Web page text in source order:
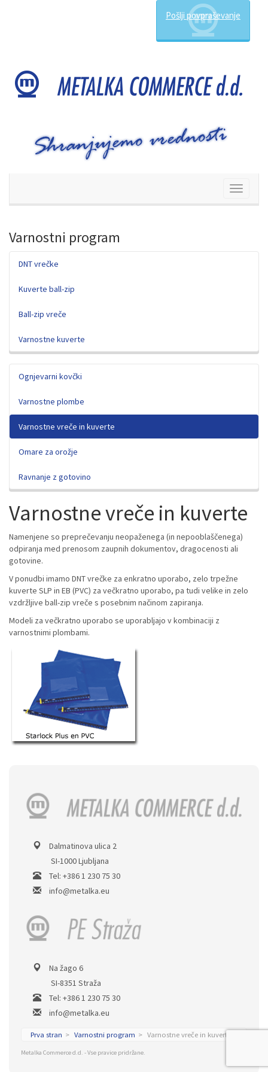
Pošlji povpraševanje
Preklop
Varnostni program
DNT vrečke
Kuverte ball-zip
Ball-zip vreče
Varnostne kuverte
Ognjevarni kovčki
Varnostne plombe
Varnostne vreče in kuverte
Omare za orožje
Ravnanje z gotovino
Varnostne vreče in kuverte
Namenjene so preprečevanju neopaženega (in nepooblaščenega)
odpiranja med prenosom zaupnih dokumentov, dragocenosti ali
gotovine.
V ponudbi imamo DNT vrečke za enkratno uporabo, zelo trpežne
kuverte SLP in EB (PVC) za večkratno uporabo, pa tudi velike in zelo
vzdržljive ball-zip vreče s posebnim načinom zapiranja.
Modeli za večkratno uporabo se uporabljajo v kombinaciji z
varnostnimi plombami.
Dalmatinova ulica 2
SI-1000 Ljubljana
Tel: +386 1 230 75 30
info@metalka.eu
Na žago 6
SI-8351 Straža
Tel: +386 1 230 75 30
info@metalka.eu
Prva stran Varnostni program Varnostne vreče in kuverte
Metalka Commerce d.d. - Vse pravice pridržane.